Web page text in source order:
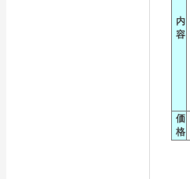
内
容
価
格